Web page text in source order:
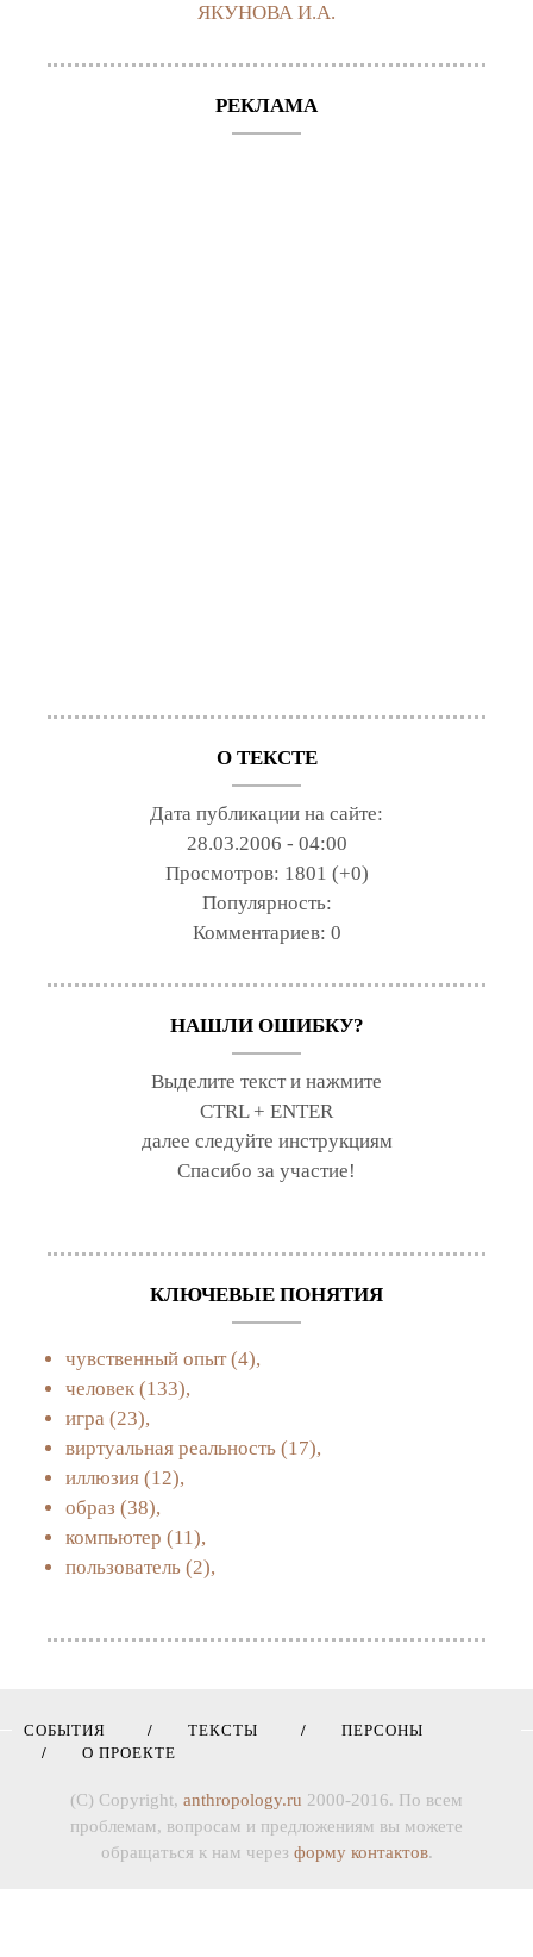
ЯКУНОВА И.А.
РЕКЛАМА
О ТЕКСТЕ
Дата публикации на сайте:
28.03.2006 - 04:00
Просмотров: 1801 (+0)
Популярность:
Комментариев: 0
НАШЛИ ОШИБКУ?
Выделите текст и нажмите
CTRL + ENTER
далее следуйте инструкциям
Спасибо за участие!
КЛЮЧЕВЫЕ ПОНЯТИЯ
чувственный опыт (4),
человек (133),
игра (23),
виртуальная реальность (17),
иллюзия (12),
образ (38),
компьютер (11),
пользователь (2),
СОБЫТИЯ ТЕКСТЫ
ПЕРСОНЫ
О ПРОЕКТЕ
(C) Copyright, anthropology.ru 2000-2016. По всем
проблемам, вопросам и предложениям вы можете
обращаться к нам через форму контактов.